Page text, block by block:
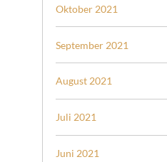
Oktober 2021
September 2021
August 2021
Juli 2021
Juni 2021